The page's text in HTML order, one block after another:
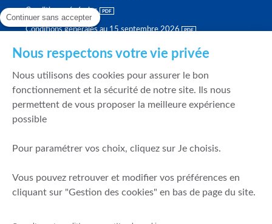
Conditions générales
Conditions générales au 15 septembre 2026
Politique de meilleure sélection
Politique de durabilité
Fonds de garantie des dépôts et de résolution
Mentions légales
Prévention de la fraude
Continuer sans accepter
Nous respectons votre vie privée
Nous utilisons des cookies pour assurer le bon
fonctionnement et la sécurité de notre site. Ils nous
permettent de vous proposer la meilleure expérience
possible
Pour paramétrer vos choix, cliquez sur Je choisis.
Vous pouvez retrouver et modifier vos préférences en
cliquant sur "Gestion des cookies" en bas de page du site.